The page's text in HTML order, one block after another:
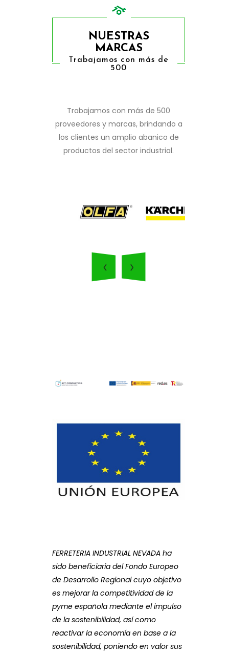
NUESTRAS
MARCAS
Trabajamos con más de
500
Trabajamos con más de 500
proveedores y marcas, brindando a
los clientes un amplio abanico de
productos del sector industrial.
FERRETERIA INDUSTRIAL NEVADA ha
sido beneficiaria del Fondo Europeo
de Desarrollo Regional cuyo objetivo
es mejorar la competitividad de la
pyme española mediante el impulso
de la sostenibilidad, así como
reactivar la economía en base a la
sostenibilidad, poniendo en valor sus